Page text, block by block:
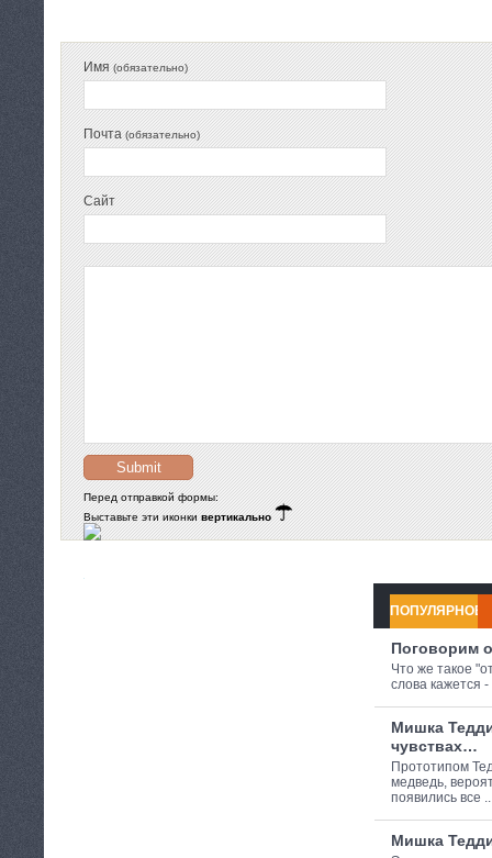
Имя(обязательно)
Почта(обязательно)
Сайт
Перед отправкой формы:
Выставьте эти иконкивертикально
ПОПУЛЯРНОЕ
Поговорим
Что же такое
слова кажется -
Мишка
чувствах…
Прототипом
медведь,
появились все
Мишка